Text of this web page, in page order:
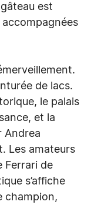
est
de lacs.
le palais
et la
Andrea
Les amateurs
Ferrari de
s’affiche
champion,